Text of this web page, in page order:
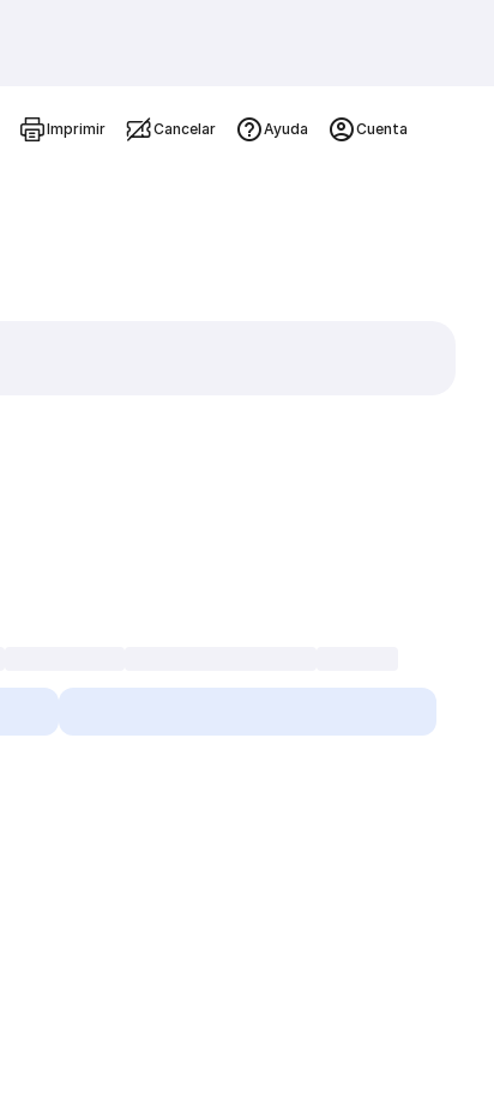
Imprimir Cancelar Ayuda Cuenta